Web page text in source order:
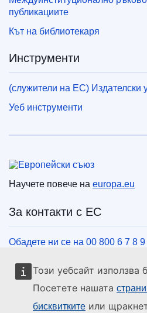
Този уебсайт използва
Посетете нашата
бисквитките или
публикациите
Кът на библиотекаря
Инструменти
(служители на ЕС) Издателски
Уеб инструменти
Научете повече на europa.eu
За контакти с ЕС
Обадете ни се на 00 800 6 7 8 9
Използвайте други телефонни
Пишете ни чрез нашия